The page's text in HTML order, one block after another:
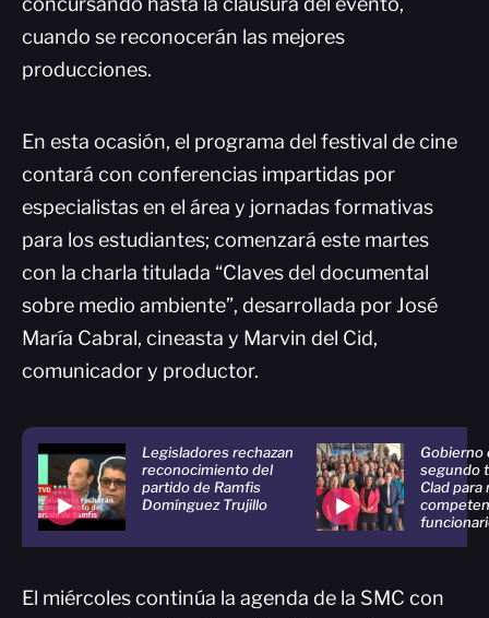
cuando se reconocerán las mejores
producciones.
En esta ocasión, el programa del festival de cine
contará con conferencias impartidas por
especialistas en el área y jornadas formativas
para los estudiantes; comenzará este martes
con la charla titulada “Claves del documental
sobre medio ambiente”, desarrollada por José
María Cabral, cineasta y Marvin del Cid,
comunicador y productor.
Legisladores rechazan
reconocimiento del
partido de Ramfis
Domínguez Trujillo
Gobierno
segundo
Clad para
El miércoles continúa la agenda de la SMC con